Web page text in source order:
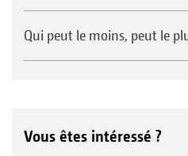
Qui peut le moins, peut le
Vous êtes intéressé ?